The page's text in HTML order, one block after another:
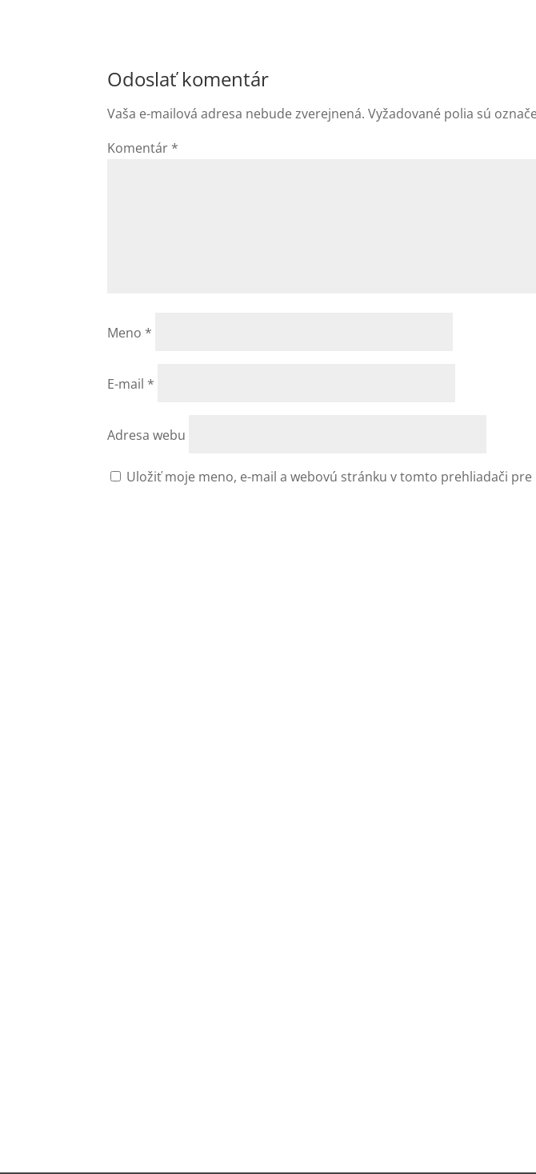
Odoslať komentár
Vaša e-mailová adresa nebude zverejnená. Vyžadované polia sú
Komentár *
Meno *
E-mail *
Adresa webu
Uložiť moje meno, e-mail a webovú stránku v tomto prehliadači